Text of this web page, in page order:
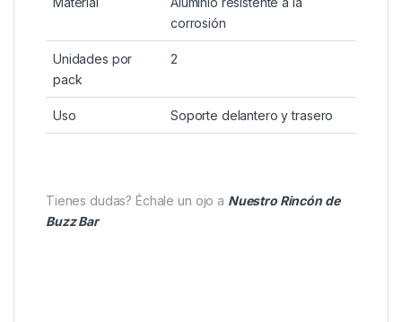
corrosión
Unidades por
pack
2
Uso Soporte delantero y trasero
Tienes dudas? Échale un ojo a Nuestro Rincón de
Buzz Bar